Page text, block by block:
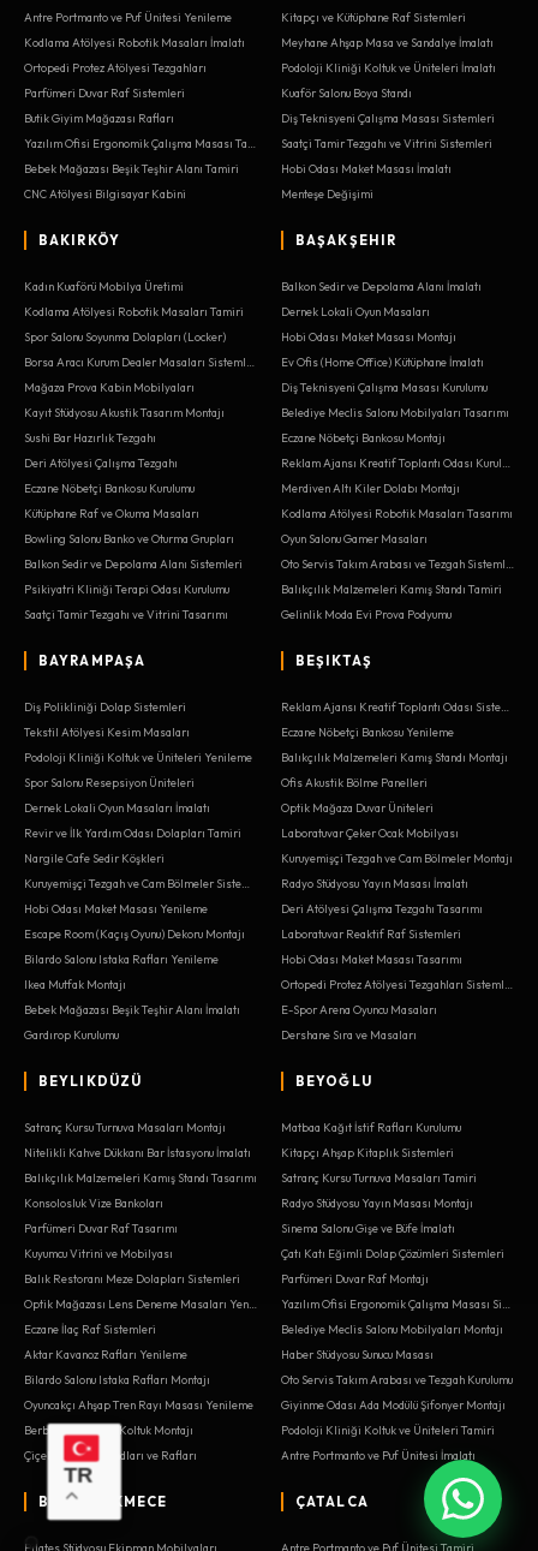
Antre Portmanto ve Puf Ünitesi Yenileme
Kodlama Atölyesi Robotik Masaları İmalatı
Ortopedi Protez Atölyesi Tezgahları
Parfümeri Duvar Raf Sistemleri
Butik Giyim Mağazası Rafları
Bebek Mağazası Beşik Teşhir Alanı Tamiri
CNC Atölyesi Bilgisayar Kabini
Kitapçı ve Kütüphane Raf Sistemleri
Meyhane Ahşap Masa ve Sandalye İmalatı
Podoloji Kliniği Koltuk ve Üniteleri İmalatı
Kuaför Salonu Boya Standı
Diş Teknisyeni Çalışma Masası Sistemleri
Saatçi Tamir Tezgahı ve Vitrini Sistemleri
Hobi Odası Maket Masası İmalatı
Menteşe Değişimi
BAKIRKÖY
Kadın Kuaförü Mobilya Üretimi
Kodlama Atölyesi Robotik Masaları Tamiri
Spor Salonu Soyunma Dolapları (Locker)
Mağaza Prova Kabin Mobilyaları
Kayıt Stüdyosu Akustik Tasarım Montajı
Sushi Bar Hazırlık Tezgahı
Deri Atölyesi Çalışma Tezgahı
Eczane Nöbetçi Bankosu Kurulumu
Kütüphane Raf ve Okuma Masaları
Bowling Salonu Banko ve Oturma Grupları
Balkon Sedir ve Depolama Alanı Sistemleri
Psikiyatri Kliniği Terapi Odası Kurulumu
Saatçi Tamir Tezgahı ve Vitrini Tasarımı
BAŞAKŞEHIR
Balkon Sedir ve Depolama Alanı İmalatı
Dernek Lokali Oyun Masaları
Hobi Odası Maket Masası Montajı
Ev Ofis (Home Office) Kütüphane İmalatı
Diş Teknisyeni Çalışma Masası Kurulumu
Belediye Meclis Salonu Mobilyaları Tasarımı
Eczane Nöbetçi Bankosu Montajı
Merdiven Altı Kiler Dolabı Montajı
Kodlama Atölyesi Robotik Masaları Tasarımı
Oyun Salonu Gamer Masaları
Balıkçılık Malzemeleri Kamış Standı Tamiri
Gelinlik Moda Evi Prova Podyumu
BAYRAMPAŞA
Diş Polikliniği Dolap Sistemleri
Tekstil Atölyesi Kesim Masaları
Podoloji Kliniği Koltuk ve Üniteleri Yenileme
Spor Salonu Resepsiyon Üniteleri
Dernek Lokali Oyun Masaları İmalatı
Revir ve İlk Yardım Odası Dolapları Tamiri
Nargile Cafe Sedir Köşkleri
Hobi Odası Maket Masası Yenileme
Escape Room (Kaçış Oyunu) Dekoru Montajı
Bilardo Salonu Istaka Rafları Yenileme
Ikea Mutfak Montajı
Bebek Mağazası Beşik Teşhir Alanı İmalatı
Gardırop Kurulumu
BEŞIKTAŞ
Eczane Nöbetçi Bankosu Yenileme
Balıkçılık Malzemeleri Kamış Standı Montajı
Ofis Akustik Bölme Panelleri
Optik Mağaza Duvar Üniteleri
Laboratuvar Çeker Ocak Mobilyası
Kuruyemişçi Tezgah ve Cam Bölmeler Montajı
Radyo Stüdyosu Yayın Masası İmalatı
Deri Atölyesi Çalışma Tezgahı Tasarımı
Laboratuvar Reaktif Raf Sistemleri
Hobi Odası Maket Masası Tasarımı
E-Spor Arena Oyuncu Masaları
Dershane Sıra ve Masaları
BEYLIKDÜZÜ
Satranç Kursu Turnuva Masaları Montajı
Nitelikli Kahve Dükkanı Bar İstasyonu İmalatı
Balıkçılık Malzemeleri Kamış Standı Tasarımı
Konsolosluk Vize Bankoları
Parfümeri Duvar Raf Tasarımı
Kuyumcu Vitrini ve Mobilyası
Balık Restoranı Meze Dolapları Sistemleri
Eczane İlaç Raf Sistemleri
Aktar Kavanoz Rafları Yenileme
Bilardo Salonu Istaka Rafları Montajı
Oyuncakçı Ahşap Tren Rayı Masası Yenileme
Berber Tezgahı ve Koltuk Montajı
Çiçekçi Teşhir Standları ve Rafları
BEYOĞLU
Matbaa Kağıt İstif Rafları Kurulumu
Kitapçı Ahşap Kitaplık Sistemleri
Satranç Kursu Turnuva Masaları Tamiri
Radyo Stüdyosu Yayın Masası Montajı
Sinema Salonu Gişe ve Büfe İmalatı
Çatı Katı Eğimli Dolap Çözümleri Sistemleri
Parfümeri Duvar Raf Montajı
Belediye Meclis Salonu Mobilyaları Montajı
Haber Stüdyosu Sunucu Masası
Oto Servis Takım Arabası ve Tezgah Kurulumu
Giyinme Odası Ada Modülü Şifonyer Montajı
Podoloji Kliniği Koltuk ve Üniteleri Tamiri
Antre Portmanto ve Puf Ünitesi İmalatı
BÜYÜKÇEKMECE
Pilates Stüdyosu Ekipman Mobilyaları
ÇATALCA
Antre Portmanto ve Puf Ünitesi Tamiri
TR